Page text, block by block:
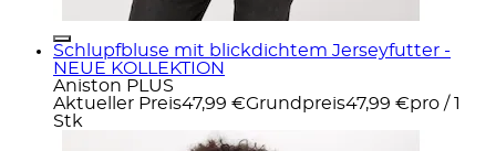
Schlupfbluse mit blickdichtem Jerseyfutter -
NEUE KOLLEKTION
Aniston PLUS
Aktueller Preis47,99 €Grundpreis47,99 €pro / 1
Stk